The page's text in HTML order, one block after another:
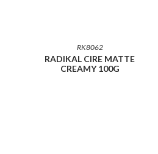
RK8062
RADIKAL CIRE MATTE
CREAMY 100G